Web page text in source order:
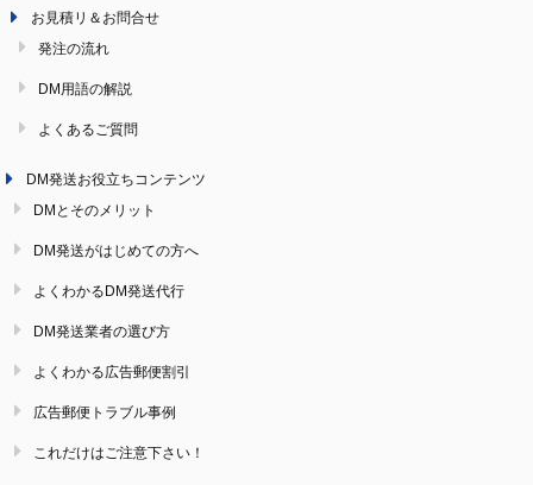
お見積リ＆お問合せ
発注の流れ
DM用語の解説
よくあるご質問
DM発送お役立ちコンテンツ
DMとそのメリット
DM発送がはじめての方へ
よくわかるDM発送代行
DM発送業者の選び方
よくわかる広告郵便割引
広告郵便トラブル事例
これだけはご注意下さい！